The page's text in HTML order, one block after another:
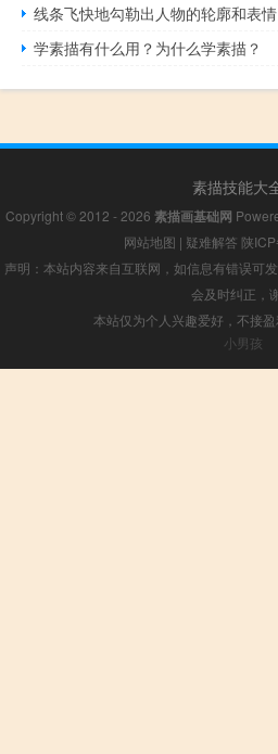
线条飞快地勾勒出人物的轮廓和表情
学素描有什么用？为什么学素描？
素描技能大
Copyright © 2012 - 2026 素描画基础网
网站地图 | 疑难解答 陕
声明：本站内容来自互联网，如信息有错误可
会及时纠正，
本站仅为个人兴趣爱好，不接
小男孩